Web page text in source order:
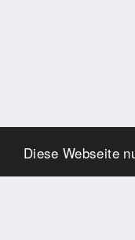
Diese Webseite